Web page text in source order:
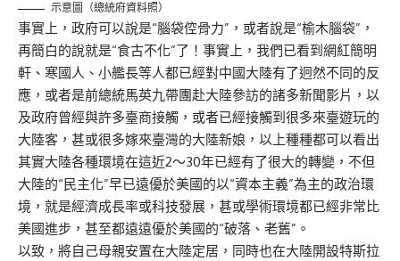
示意圖（總統府資料照）
事實上，政府可以說是“腦袋倥骨力”，或者說是“榆木腦袋”，
再簡白的說就是“食古不化”了！事實上，我們已看到網紅簡明
軒、寒國人、小艦長等人都已經對中國大陸有了迥然不同的反
應，或者是前總統馬英九帶團赴大陸參訪的諸多新聞影片，以
及政府曾經與許多臺商接觸，或者已經接觸到很多來臺遊玩的
大陸客，甚或很多嫁來臺灣的大陸新娘，以上種種都可以看出
其實大陸各種環境在這近2～30年已經有了很大的轉變，不但
大陸的“民主化”早已遠優於美國的以“資本主義”為主的政治環
境，就是經濟成長率或科技發展，甚或學術環境都已經非常比
美國進步，甚至都遠遠優於美國的“破落、老舊”。
以致，將自己母親安置在大陸定居，同時也在大陸開設特斯拉